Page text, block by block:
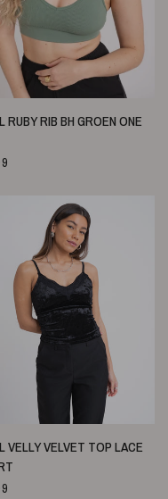
QUICK VIEW
RUBY RIB BH GROEN ONE
QUICK VIEW
VELLY VELVET TOP LACE